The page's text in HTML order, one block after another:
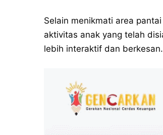
Selain menikmati area
aktivitas anak yang telah
lebih interaktif dan berkesan.